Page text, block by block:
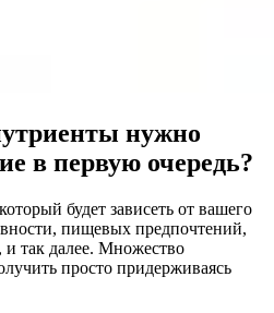
нужно
в первую очередь?
будет зависеть от вашего
пищевых предпочтений,
так далее. Множество
просто придерживаясь